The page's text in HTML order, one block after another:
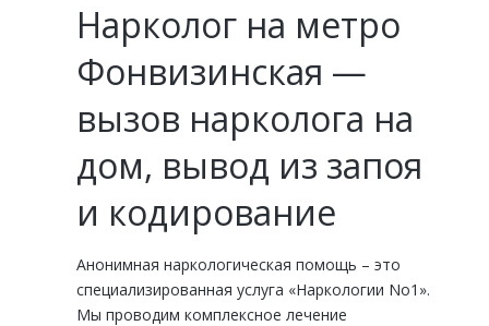
Нарколог на метро
Фонвизинская —
вызов нарколога на
дом, вывод из запоя
и кодирование
Анонимная наркологическая помощь – это
специализированная услуга «Наркологии No1».
Мы проводим комплексное лечение